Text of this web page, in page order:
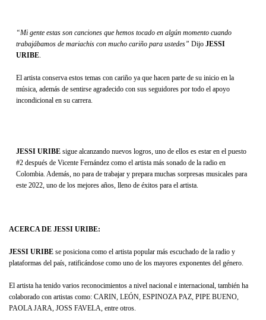
“Mi gente estas son canciones que hemos tocado en algún momento cuando
trabajábamos de mariachis con mucho cariño para ustedes” Dijo JESSI
URIBE
El artista conserva estos temas con cariño ya que hacen parte de su inicio en la
música, además de sentirse agradecido con sus seguidores por todo el apoyo
incondicional en su carrera.
JESSI URIBE sigue alcanzando nuevos logros, uno de ellos es estar en el puesto
#2 después de Vicente Fernández como el artista más sonado de la radio en
Colombia. Además, no para de trabajar y prepara muchas sorpresas musicales para
este 2022, uno de los mejores años, lleno de éxitos para el artista.
ACERCA DE JESSI URIBE:
JESSI URIBE se posiciona como el artista popular más escuchado de la radio y
plataformas del país, ratificándose como uno de los mayores exponentes del género.
El artista ha tenido varios reconocimientos a nivel nacional e internacional, también ha
colaborado con artistas como: CARIN, LEÓN, ESPINOZA PAZ, PIPE BUENO,
PAOLA JARA, JOSS FAVELA, entre otros.